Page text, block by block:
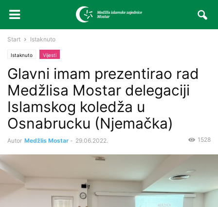
Start Istaknuto
Istaknuto Vijesti
Glavni imam prezentirao rad
Medžlisa Mostar delegaciji
Islamskog koledža u
Osnabrucku (Njemačka)
Autor Medžlis Mostar - 29.06.2022. 1528